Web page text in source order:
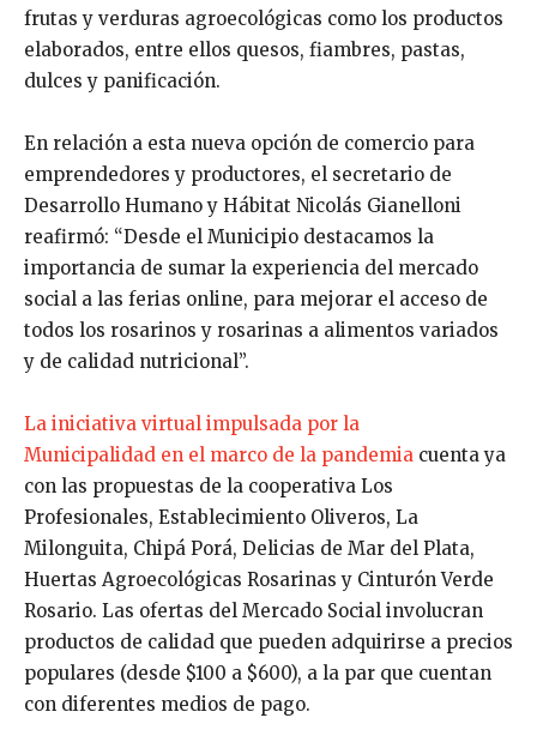
frutas y verduras agroecológicas como los productos
elaborados, entre ellos quesos, fiambres, pastas,
dulces y panificación.
En relación a esta nueva opción de comercio para
emprendedores y productores, el secretario de
Desarrollo Humano y Hábitat Nicolás Gianelloni
reafirmó: “Desde el Municipio destacamos la
importancia de sumar la experiencia del mercado
social a las ferias online, para mejorar el acceso de
todos los rosarinos y rosarinas a alimentos variados
y de calidad nutricional”.
La iniciativa virtual impulsada por la
Municipalidad en el marco de la pandemia cuenta ya
con las propuestas de la cooperativa Los
Profesionales, Establecimiento Oliveros, La
Milonguita, Chipá Porá, Delicias de Mar del Plata,
Huertas Agroecológicas Rosarinas y Cinturón Verde
Rosario. Las ofertas del Mercado Social involucran
productos de calidad que pueden adquirirse a precios
populares (desde $100 a $600), a la par que cuentan
con diferentes medios de pago.